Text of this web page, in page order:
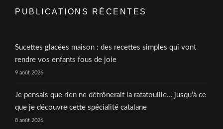
PUBLICATIONS RÉCENTES
Sucettes glacées maison : des recettes simples qui vont
rendre vos enfants fous de joie
9 août 2026
Je pensais que rien ne détrônerait la ratatouille… jusqu’à ce
que je découvre cette spécialité catalane
8 août 2026